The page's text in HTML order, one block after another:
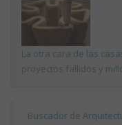
La otra cara de las
proyectos fallidos y
Buscador de